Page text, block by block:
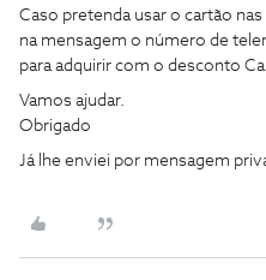
Caso pretenda usar o cartão
na mensagem o número de
para adquirir com o desconto
Vamos ajudar.
Obrigado
Já lhe enviei por mensagem